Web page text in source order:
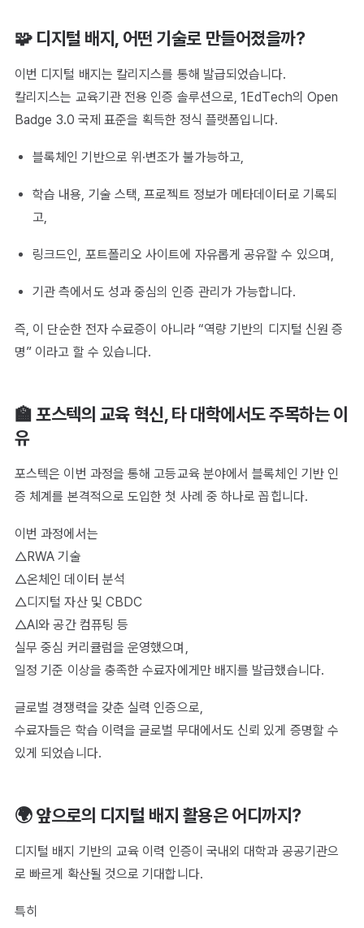
🧩 디지털 배지, 어떤 기술로 만들어졌을까?
이번 디지털 배지는 칼리지스를 통해 발급되었습니다.
칼리지스는 교육기관 전용 인증 솔루션으로, 1EdTech의 Open
Badge 3.0 국제 표준을 획득한 정식 플랫폼입니다.
블록체인 기반으로 위·변조가 불가능하고,
학습 내용, 기술 스택, 프로젝트 정보가 메타데이터로 기록되
고,
링크드인, 포트폴리오 사이트에 자유롭게 공유할 수 있으며,
기관 측에서도 성과 중심의 인증 관리가 가능합니다.
즉, 이 단순한 전자 수료증이 아니라 “역량 기반의 디지털 신원 증
명” 이라고 할 수 있습니다.
🏫 포스텍의 교육 혁신, 타 대학에서도 주목하는 이
유
포스텍은 이번 과정을 통해 고등교육 분야에서 블록체인 기반 인
증 체계를 본격적으로 도입한 첫 사례 중 하나로 꼽힙니다.
이번 과정에서는
△RWA 기술
△온체인 데이터 분석
△디지털 자산 및 CBDC
△AI와 공간 컴퓨팅 등
실무 중심 커리큘럼을 운영했으며,
일정 기준 이상을 충족한 수료자에게만 배지를 발급했습니다.​
글로벌 경쟁력을 갖춘 실력 인증으로,
수료자들은 학습 이력을 글로벌 무대에서도 신뢰 있게 증명할 수
있게 되었습니다.
🌍 앞으로의 디지털 배지 활용은 어디까지?
디지털 배지 기반의 교육 이력 인증이 국내외 대학과 공공기관으
로 빠르게 확산될 것으로 기대합니다.
특히